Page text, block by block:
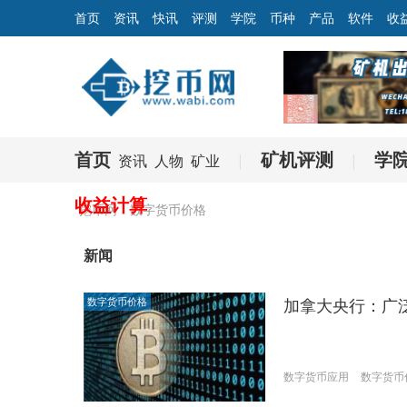
首页 资讯 快讯 评测 学院 币种 产品 软件 收
首页 资讯 人物 矿业 矿机评测
学
收益计算
挖币网 数字货币价格
新闻
数字货币价格 加拿大央行：广
数字货币应用 数字货币